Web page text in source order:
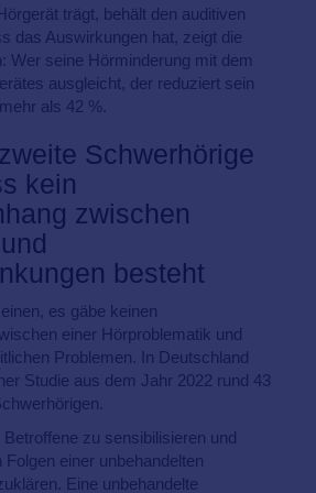
trägt, behält den auditiven
das Auswirkungen hat, zeigt die
Wer seine Hörminderung mit dem
ausgleicht, der reduziert sein
als 42 %.
Schwerhörige
kein
zwischen
besteht
es gäbe keinen
einer Hörproblematik und
Problemen. In Deutschland
Studie aus dem Jahr 2022 rund 43
zu sensibilisieren und
einer unbehandelten
Eine unbehandelte